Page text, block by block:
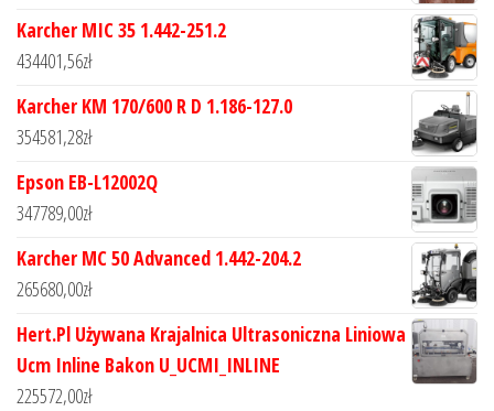
Karcher MIC 35 1.442-251.2
434401,56zł
Karcher KM 170/600 R D 1.186-127.0
354581,28zł
Epson EB-L12002Q
347789,00zł
Karcher MC 50 Advanced 1.442-204.2
265680,00zł
Hert.Pl Używana Krajalnica Ultrasoniczna Liniowa
Ucm Inline Bakon U_UCMI_INLINE
225572,00zł